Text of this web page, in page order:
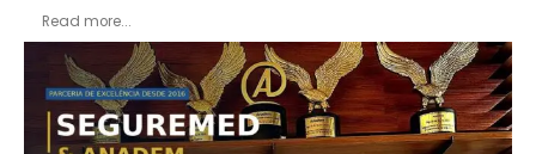
Read more...